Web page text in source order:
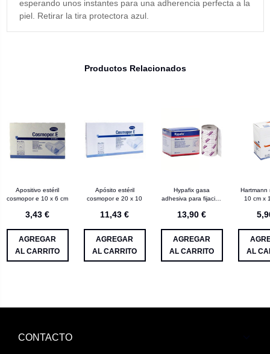
esperando unos instantes para una adherencia perfecta a la
piel. Retirar la tira protectora azul.
Productos Relacionados
Apositivo estéril
cosmopor e 10 x 6 cm
3,43 €
AGREGAR
AL CARRITO
Apósito estéril
cosmopor e 20 x 10
11,43 €
AGREGAR
AL CARRITO
Hypafix gasa
adhesiva para fijación
10 m
13,90 €
AGREGAR
AL CARRITO
Hartmann
10 cm x
AL
CONTACTO